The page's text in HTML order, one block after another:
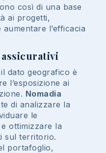
così di una base
ai progetti,
l’efficacia
dato geografico è
l’esposizione ai
Nomadia
di analizzare la
le
ottimizzare la
sul territorio.
portafoglio,